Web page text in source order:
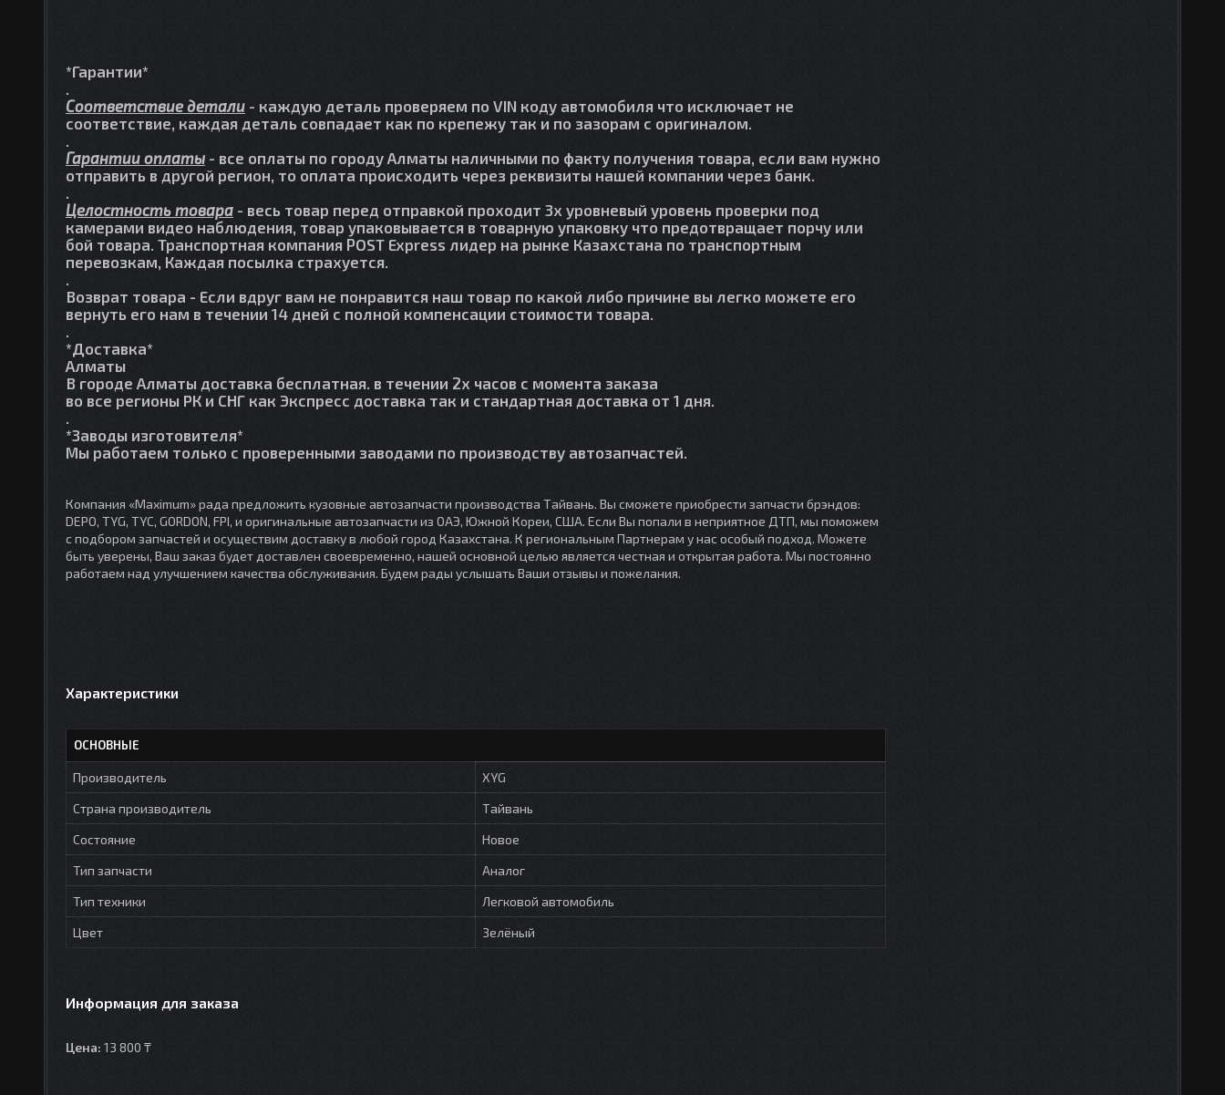
*Гарантии*
.
Соответствие детали - каждую деталь проверяем по VIN коду автомобиля что исключает не
соответствие, каждая деталь совпадает как по крепежу так и по зазорам с оригиналом.
.
Гарантии оплаты - все оплаты по городу Алматы наличными по факту получения товара, если вам нужно
отправить в другой регион, то оплата происходить через реквизиты нашей компании через банк.
.
Целостность товара - весь товар перед отправкой проходит 3х уровневый уровень проверки под
камерами видео наблюдения, товар упаковывается в товарную упаковку что предотвращает порчу или
бой товара. Транспортная компания POST Express лидер на рынке Казахстана по транспортным
перевозкам, Каждая посылка страхуется.
.
Возврат товара - Если вдруг вам не понравится наш товар по какой либо причине вы легко можете его
вернуть его нам в течении 14 дней с полной компенсации стоимости товара.
.
*Доставка*
Алматы
В городе Алматы доставка бесплатная. в течении 2х часов с момента заказа
во все регионы РК и СНГ как Экспресс доставка так и стандартная доставка от 1 дня.
.
*Заводы изготовителя*
Мы работаем только с проверенными заводами по производству автозапчастей.
Компания «Maximum» рада предложить кузовные автозапчасти производства Тайвань. Вы сможете приобрести запчасти брэндов:
DEPO, TYG, TYC, GORDON, FPI, и оригинальные автозапчасти из ОАЭ, Южной Кореи, США. Если Вы попали в неприятное ДТП, мы поможем
с подбором запчастей и осуществим доставку в любой город Казахстана. К региональным Партнерам у нас особый подход. Можете
быть уверены, Ваш заказ будет доставлен своевременно, нашей основной целью является честная и открытая работа. Мы постоянно
работаем над улучшением качества обслуживания. Будем рады услышать Ваши отзывы и пожелания.
Характеристики
ОСНОВНЫЕ
Производитель
XYG
Страна производитель
Тайвань
Состояние
Новое
Тип запчасти
Аналог
Тип техники
Легковой автомобиль
Цвет
Зелёный
Информация для заказа
Цена: 13 800 ₸